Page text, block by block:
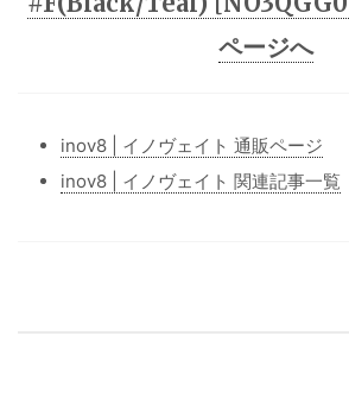
ページへ
inov8 | イノヴェイト 通販ページ
inov8 | イノヴェイト 関連記事一覧